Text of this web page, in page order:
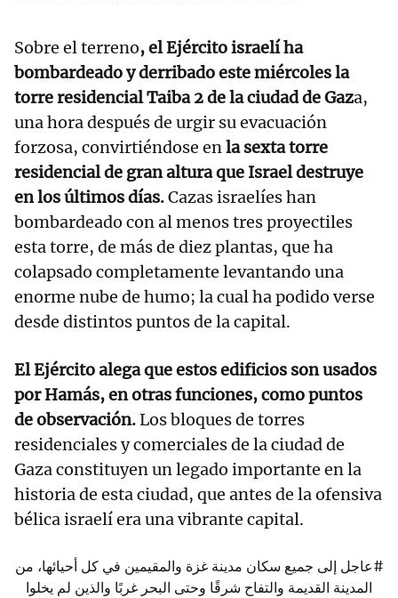
Sobre el terreno, el Ejército israelí ha
bombardeado y derribado este miércoles la
torre residencial Taiba 2 de la ciudad de Gaza,
una hora después de urgir su evacuación
forzosa, convirtiéndose enla sexta torre
residencial de gran altura que Israel destruye
en los últimos días.Cazas israelíes han
bombardeado con al menos tres proyectiles
esta torre, de más de diez plantas, que ha
colapsado completamente levantando una
enorme nube de humo; la cual ha podido verse
desde distintos puntos de la capital.
El Ejército alega que estos edificios son usados
por Hamás, en otras funciones, como puntos
de observación.Los bloques de torres
residenciales y comerciales de la ciudad de
Gaza constituyen un legado importante en la
historia de esta ciudad, que antes de la ofensiva
bélica israelí era una vibrante capital.
#عاجل إلى جميع سكان مدينة غزة والمقيمين في كل أحيائها، من
المدينة القديمة والتفاح شرقًا وحتى البحر غربًا والذين لم يخلوا